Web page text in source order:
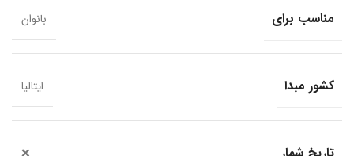
مناسب برای بانوان
کشور مبدا ایتالیا